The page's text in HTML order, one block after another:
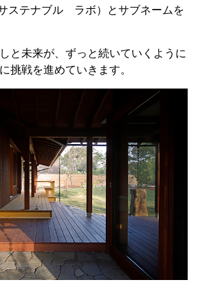
ステナブル ラボ）とサブネームを
と未来が、ずっと続いていくように
挑戦を進めていきます。